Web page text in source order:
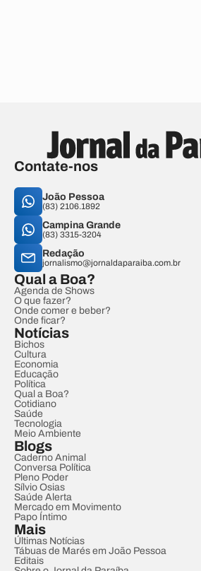
Contate-nos
João Pessoa
(83) 2106.1892
Campina Grande
(83) 3315-3204
Redação
jornalismo@jornaldaparaiba.com.br
Qual a Boa?
Agenda de Shows
O que fazer?
Onde comer e beber?
Onde ficar?
Notícias
Bichos
Cultura
Economia
Educação
Política
Qual a Boa?
Cotidiano
Saúde
Tecnologia
Meio Ambiente
Blogs
Caderno Animal
Conversa Política
Pleno Poder
Sílvio Osias
Saúde Alerta
Mercado em Movimento
Papo Íntimo
Mais
Últimas Notícias
Tábuas de Marés em João Pessoa
Editais